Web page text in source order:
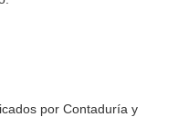
por Contaduría y